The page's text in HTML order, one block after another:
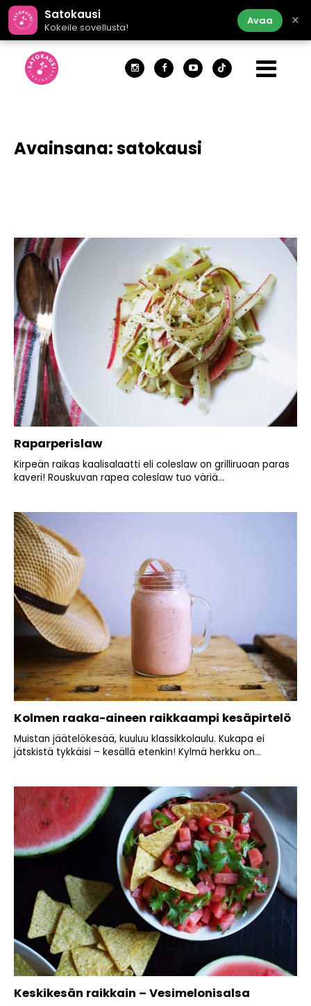
Satokausi
Kokeile sovellusta!
Avaa ×
Avainsana:satokausi
Raparperislaw
Kirpeän raikas kaalisalaatti eli coleslaw on grilliruoan paras
kaveri! Rouskuvan rapea coleslaw tuo väriä...
Kolmen raaka-aineen raikkaampi kesäpirtelö
Muistan jäätelökesää, kuuluu klassikkolaulu. Kukapa ei
jätskistä tykkäisi – kesällä etenkin! Kylmä herkku on...
Keskikesän raikkain – Vesimelonisalsa